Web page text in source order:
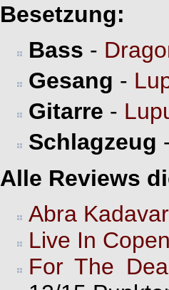
Besetzung:
Bass -
Gesang -
Gitarre -
Schlagzeug
Alle Reviews
Abra Kadavar
Live In
For The